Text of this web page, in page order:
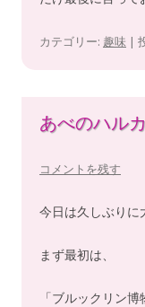
カテゴリー: 趣味 |
あべのハル
コメントを残す
今日は久しぶりに
まず最初は、
「ブルックリン